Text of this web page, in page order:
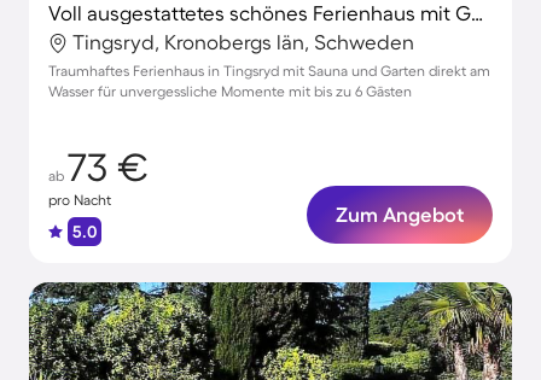
Voll ausgestattetes schönes Ferienhaus mit Garten, Terrasse und Sauna | Naturblick
Tingsryd, Kronobergs län, Schweden
Traumhaftes Ferienhaus in Tingsryd mit Sauna und Garten direkt am
Wasser für unvergessliche Momente mit bis zu 6 Gästen
ab 73 €
pro Nacht
5.0
Zum Angebot